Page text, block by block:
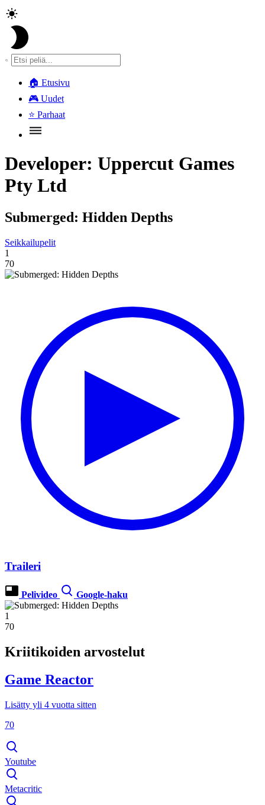
🏠 Etusivu
🎮 Uudet
⭐ Parhaat
Developer: Uppercut Games
Pty Ltd
Submerged: Hidden Depths
Seikkailupelit
1
70
Traileri
Pelivideo Google-haku
1
70
Kriitikoiden arvostelut
Game Reactor
Lisätty yli 4 vuotta sitten
70
Youtube
Metacritic